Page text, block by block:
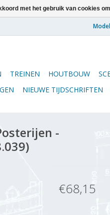
TREINEN HOUTBOUW
NIEUWE TIJDSCHRIFTEN
-
€68,15
met het gebruik van cookies